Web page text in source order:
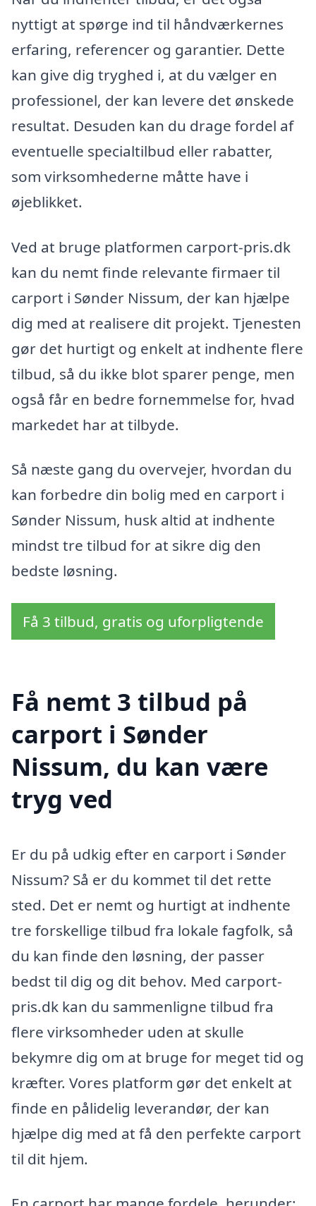
nyttigt at spørge ind til håndværkernes
erfaring, referencer og garantier. Dette
kan give dig tryghed i, at du vælger en
professionel, der kan levere det ønskede
resultat. Desuden kan du drage fordel af
eventuelle specialtilbud eller rabatter,
som virksomhederne måtte have i
øjeblikket.
Ved at bruge platformen carport-pris.dk
kan du nemt finde relevante firmaer til
carport i Sønder Nissum, der kan hjælpe
dig med at realisere dit projekt. Tjenesten
gør det hurtigt og enkelt at indhente flere
tilbud, så du ikke blot sparer penge, men
også får en bedre fornemmelse for, hvad
markedet har at tilbyde.
Så næste gang du overvejer, hvordan du
kan forbedre din bolig med en carport i
Sønder Nissum, husk altid at indhente
mindst tre tilbud for at sikre dig den
bedste løsning.
Få 3 tilbud, gratis og uforpligtende
Få nemt 3 tilbud på
carport i Sønder
Nissum, du kan være
tryg ved
Er du på udkig efter en carport i Sønder
Nissum? Så er du kommet til det rette
sted. Det er nemt og hurtigt at indhente
tre forskellige tilbud fra lokale fagfolk, så
du kan finde den løsning, der passer
bedst til dig og dit behov. Med carport-
pris.dk kan du sammenligne tilbud fra
flere virksomheder uden at skulle
bekymre dig om at bruge for meget tid og
kræfter. Vores platform gør det enkelt at
finde en pålidelig leverandør, der kan
hjælpe dig med at få den perfekte carport
til dit hjem.